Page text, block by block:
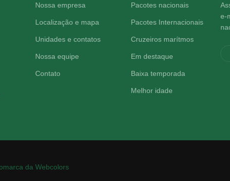
Nossa empresa
Localização e mapa
Unidades e contatos
Nossa equipe
Contato
Pacotes nacionais
Pacotes Internacionais
Cruzeiros marítmos
Em destaque
Baixa temporada
Melhor idade
e-